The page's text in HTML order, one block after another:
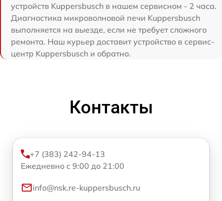
устройств Kuppersbusch в нашем сервисном - 2 часа.
Диагностика микроволновой печи Kuppersbusch
выполняется на выезде, если не требует сложного
ремонта. Наш курьер доставит устройство в сервис-
центр Kuppersbusch и обратно.
Контакты
+7 (383) 242-94-13
Ежедневно с 9:00 до 21:00
info@nsk.re-kuppersbusch.ru